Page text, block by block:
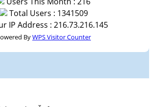
Total Users : 1341509
IP Address : 216.73.216.145
ByWPS Visitor Counter